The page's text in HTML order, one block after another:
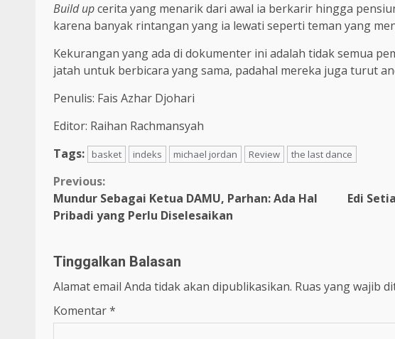
Build upcerita yang menarik dari awal ia berkarir hingga
karena banyak rintangan yang ia lewati seperti teman yang
Kekurangan yang ada di dokumenter ini adalah tidak semua
jatah untuk berbicara yang sama, padahal mereka juga turut
Penulis: Fais Azhar Djohari
Editor: Raihan Rachmansyah
Tags:
basket indeks michael jordan Review the last dance
Previous:
Mundur Sebagai Ketua DAMU, Parhan: Ada Hal
Pribadi yang Perlu Diselesaikan
Edi
Tinggalkan Balasan
Alamat email Anda tidak akan dipublikasikan. Ruas yang wajib
Komentar*